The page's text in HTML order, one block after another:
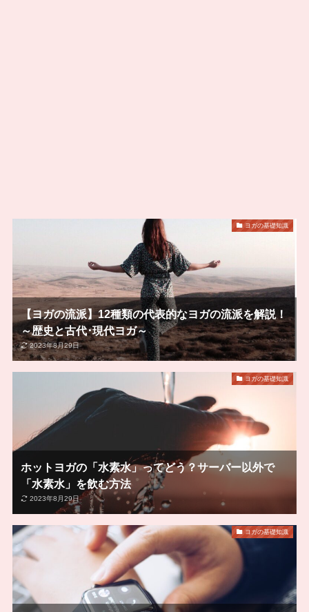
ヨガの基礎知識
【ヨガの流派】12種類の代表的なヨガの流派を解説！
～歴史と古代･現代ヨガ～
2023年8月29日
ヨガの基礎知識
ホットヨガの「水素水」ってどう？サーバー以外で
「水素水」を飲む方法
2023年8月29日
ヨガの基礎知識